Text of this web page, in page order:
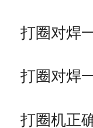
打圈对焊
打圈对焊
打圈机正